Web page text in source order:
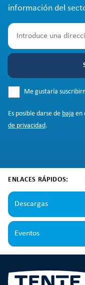
información del
Me gustaría
Es posible darse de baja en
de privacidad.
ENLACES RÁPIDOS:
Descargas
Eventos